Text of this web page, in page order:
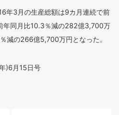
年3月の生産総額は9カ月連続で前
年同月比10.3％減の282億3,700万
減の266億5,700万円となった。
)6月15日号